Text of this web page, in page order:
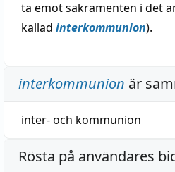
ta emot sakramenten i det
kallad interkommunion).
interkommunion är
inter-och kommunion
Rösta på användares